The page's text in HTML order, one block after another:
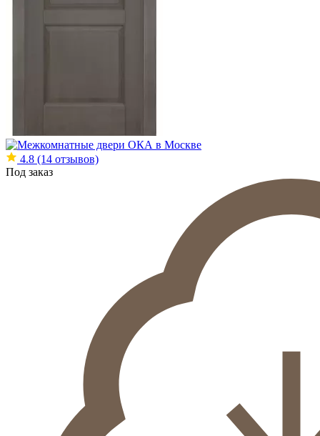
4.8 (14 отзывов)
Под заказ